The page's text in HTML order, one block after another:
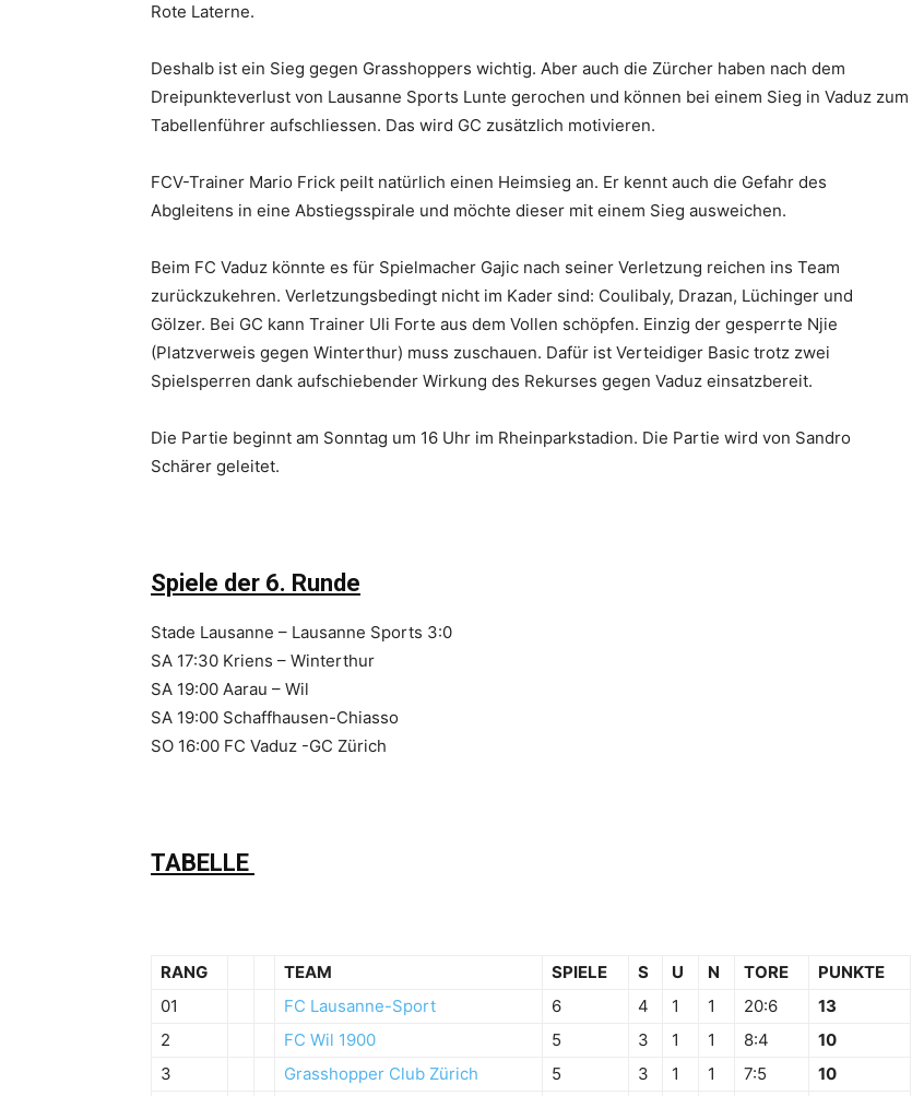
Rote Laterne.
Deshalb ist ein Sieg gegen Grasshoppers wichtig. Aber auch die Zürcher haben nach dem
Dreipunkteverlust von Lausanne Sports Lunte gerochen und können bei einem Sieg in Vaduz zum
Tabellenführer aufschliessen. Das wird GC zusätzlich motivieren.
FCV-Trainer Mario Frick peilt natürlich einen Heimsieg an. Er kennt auch die Gefahr des
Abgleitens in eine Abstiegsspirale und möchte dieser mit einem Sieg ausweichen.
Beim FC Vaduz könnte es für Spielmacher Gajic nach seiner Verletzung reichen ins Team
zurückzukehren. Verletzungsbedingt nicht im Kader sind: Coulibaly, Drazan, Lüchinger und
Gölzer. Bei GC kann Trainer Uli Forte aus dem Vollen schöpfen. Einzig der gesperrte Njie
(Platzverweis gegen Winterthur) muss zuschauen. Dafür ist Verteidiger Basic trotz zwei
Spielsperren dank aufschiebender Wirkung des Rekurses gegen Vaduz einsatzbereit.
Die Partie beginnt am Sonntag um 16 Uhr im Rheinparkstadion. Die Partie wird von Sandro
Schärer geleitet.
Spiele der 6. Runde
Stade Lausanne – Lausanne Sports 3:0
SA 17:30 Kriens – Winterthur
SA 19:00 Aarau – Wil
SA 19:00 Schaffhausen-Chiasso
SO 16:00 FC Vaduz -GC Zürich
TABELLE
RANG TEAM SPIELE S U N TORE
PUNKTE
01
FC Lausanne-Sport 6 4 1 1 20:6
13
2
FC Wil 1900 5 3 1 1 8:4
10
3
Grasshopper Club Zürich 5 3 1 1 7:5
10